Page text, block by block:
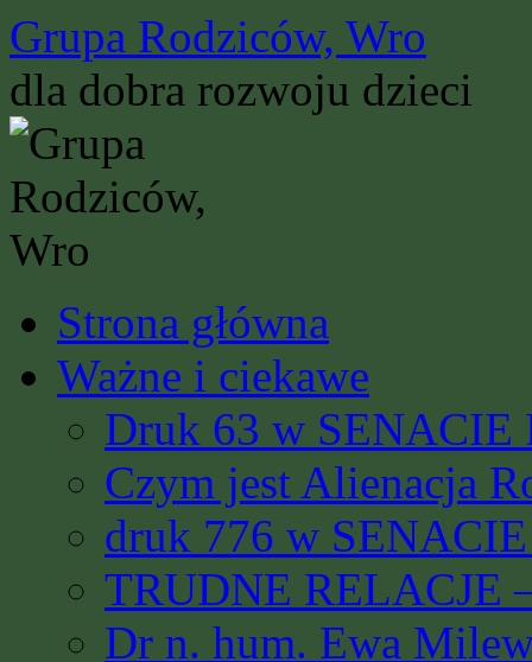
Przejdź
do
treści
Grupa Rodziców, Wro
dla dobra rozwoju dzieci
Strona główna
Ważne i ciekawe
Druk 63 w SENACIE
Czym jest Alienacja
druk 776 w
TRUDNE RELACJE
Dr n. hum. Ewa